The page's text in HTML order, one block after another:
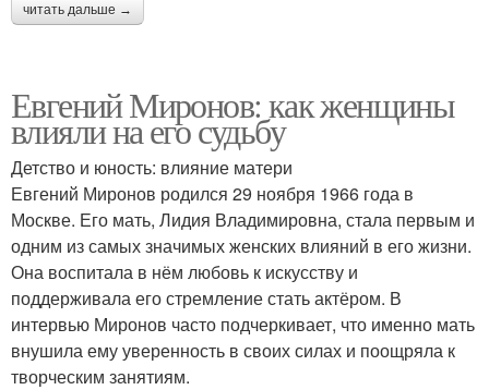
читать дальше →
Евгений Миронов: как женщины
влияли на его судьбу
Детство и юность: влияние матери
Евгений Миронов родился 29 ноября 1966 года в
Москве. Его мать, Лидия Владимировна, стала первым и
одним из самых значимых женских влияний в его жизни.
Она воспитала в нём любовь к искусству и
поддерживала его стремление стать актёром. В
интервью Миронов часто подчеркивает, что именно мать
внушила ему уверенность в своих силах и поощряла к
творческим занятиям.